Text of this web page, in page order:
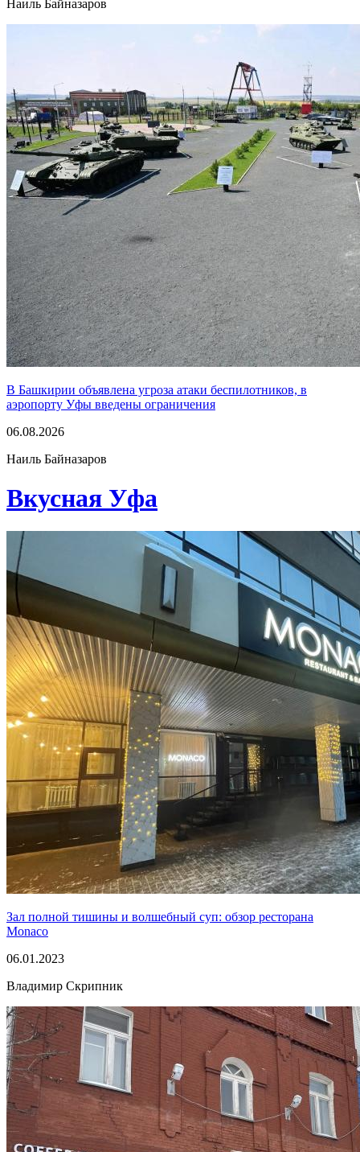
Наиль Байназаров
В Башкирии объявлена угроза атаки беспилотников, в
аэропорту Уфы введены ограничения
06.08.2026
Наиль Байназаров
Вкусная Уфа
Зал полной тишины и волшебный суп: обзор ресторана
Monaco
06.01.2023
Владимир Скрипник